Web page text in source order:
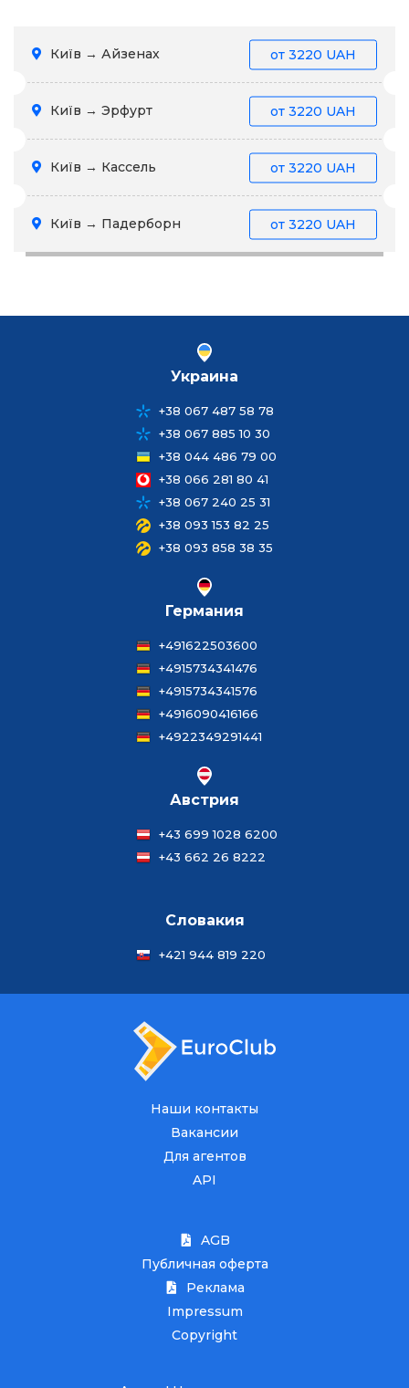
Київ → Айзенах от 3220 UAH
Київ → Эрфурт от 3220 UAH
Київ → Кассель от 3220 UAH
Київ → Падерборн от 3220 UAH
Украина
+38 067 487 58 78
+38 067 885 10 30
+38 044 486 79 00
+38 066 281 80 41
+38 067 240 25 31
+38 093 153 82 25
+38 093 858 38 35
Германия
+491622503600
+4915734341476
+4915734341576
+4916090416166
+4922349291441
Австрия
+43 699 1028 6200
+43 662 26 8222
Словакия
+421 944 819 220
Наши контакты
Вакансии
Для агентов
API
AGB
Публичная оферта
Реклама
Impressum
Copyright